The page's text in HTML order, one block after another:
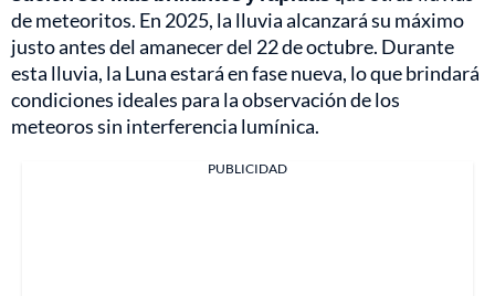
de meteoritos. En 2025, la lluvia alcanzará su máximo
justo antes del amanecer del 22 de octubre. Durante
esta lluvia, la Luna estará en fase nueva, lo que brindará
condiciones ideales para la observación de los
meteoros sin interferencia lumínica.
PUBLICIDAD